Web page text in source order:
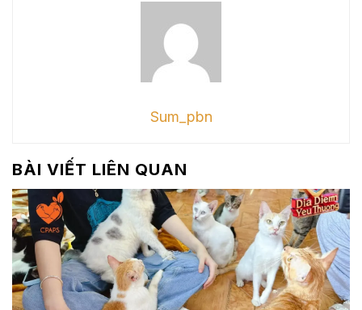
Sum_pbn
BÀI VIẾT LIÊN QUAN